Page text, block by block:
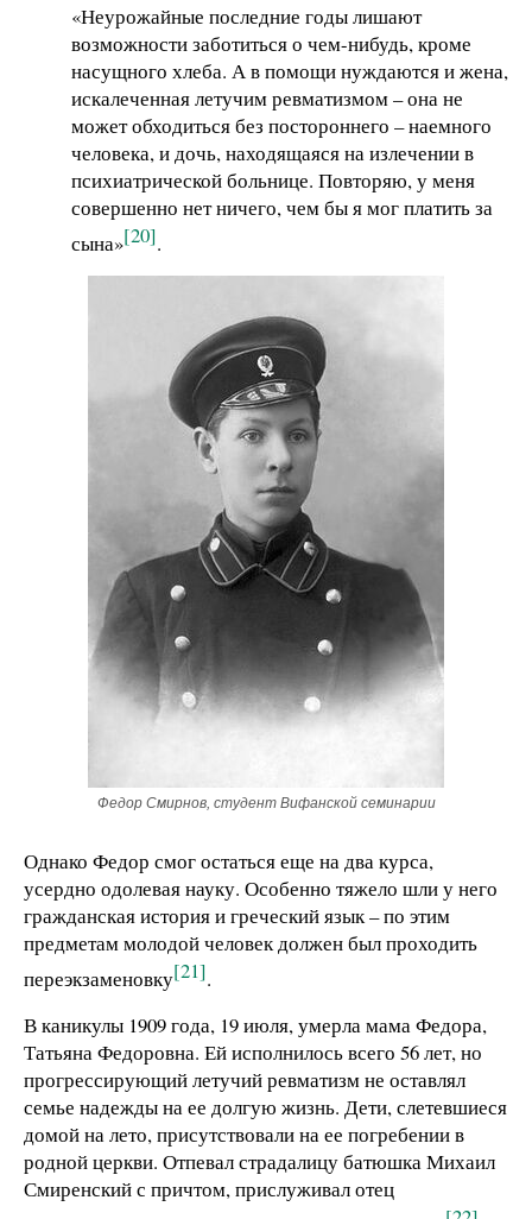
«Неурожайные последние годы лишают
возможности заботиться о чем-нибудь, кроме
насущного хлеба. А в помощи нуждаются и жена,
искалеченная летучим ревматизмом – она не
может обходиться без постороннего – наемного
человека, и дочь, находящаяся на излечении в
психиатрической больнице. Повторяю, у меня
совершенно нет ничего, чем бы я мог платить за
сына»[20].
Федор Смирнов, студент Вифанской семинарии
Однако Федор смог остаться еще на два курса,
усердно одолевая науку. Особенно тяжело шли у него
гражданская история и греческий язык – по этим
предметам молодой человек должен был проходить
переэкзаменовку[21].
В каникулы 1909 года, 19 июля, умерла мама Федора,
Татьяна Федоровна. Ей исполнилось всего 56 лет, но
прогрессирующий летучий ревматизм не оставлял
семье надежды на ее долгую жизнь. Дети, слетевшиеся
домой на лето, присутствовали на ее погребении в
родной церкви. Отпевал страдалицу батюшка Михаил
Смиренский с причтом, прислуживал отец